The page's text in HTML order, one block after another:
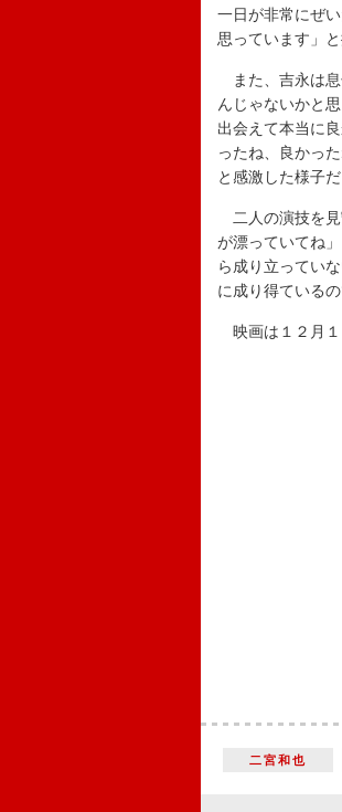
一日が非常にぜ
思っています」と
また、吉永は息
んじゃないかと
出会えて本当に
ったね、良かっ
と感激した様子だ
二人の演技を見
が漂っていてね
ら成り立ってい
に成り得ている
映画は１２月１
二宮和也